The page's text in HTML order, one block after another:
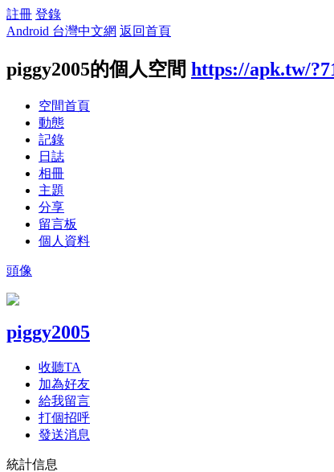
註冊 登錄
Android 台灣中文網 返回首頁
piggy2005的個人空間 https://apk.tw/
空間首頁
動態
記錄
日誌
相冊
主題
分享
留言板
個人資料
頭像
piggy2005
收聽TA
加為好友
給我留言
打個招呼
發送消息
統計信息